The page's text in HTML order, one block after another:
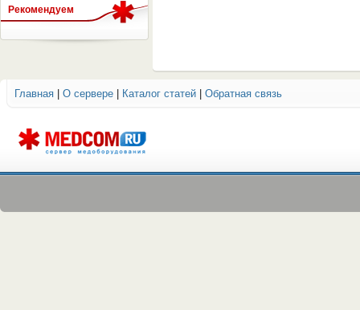
ОБОРУДОВАНИЯ МЕДКОМ
Рекомендуем
Главная О сервере Каталог статей Обратная связь